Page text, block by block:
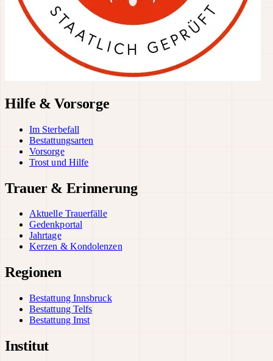
Hilfe & Vorsorge
Im Sterbefall
Bestattungsarten
Vorsorge
Trost und Hilfe
Trauer & Erinnerung
Aktuelle Trauerfälle
Gedenkportal
Jahrtage
Kerzen & Kondolenzen
Regionen
Bestattung Innsbruck
Bestattung Telfs
Bestattung Imst
Institut